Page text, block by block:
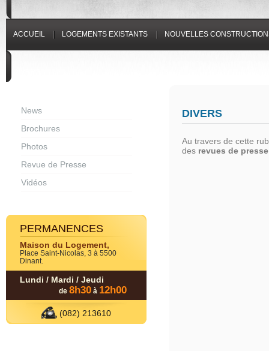
ACCUEIL LOGEMENTS EXISTANTS NOUVELLES
News
Brochures
Photos
Revue de Presse
Vidéos
PERMANENCES
Maison du Logement,
Place Saint-Nicolas, 3 à 5500
Dinant.
Lundi / Mardi / Jeudi
de 8h30 à 12h00
(082) 213610
DIVERS
Au travers de cette
des revues de presse